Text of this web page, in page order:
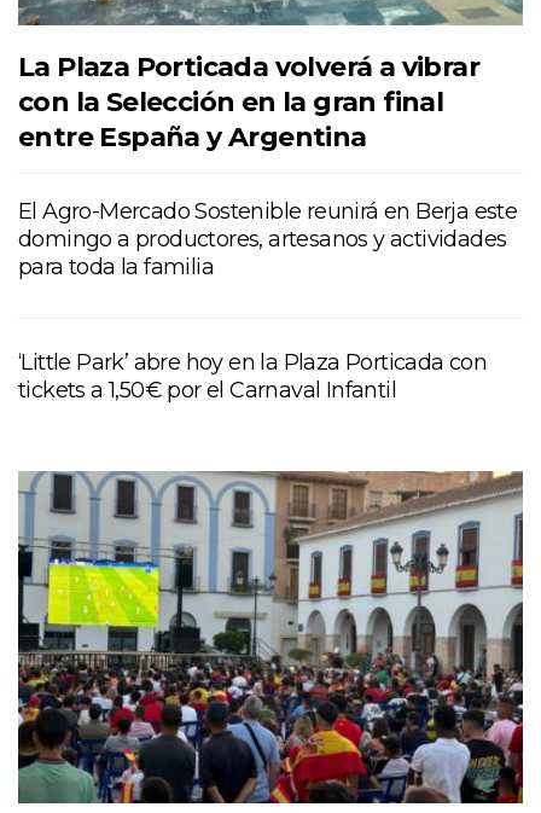
La Plaza Porticada volverá a vibrar
con la Selección en la gran final
entre España y Argentina
El Agro-Mercado Sostenible reunirá en Berja este
domingo a productores, artesanos y actividades
para toda la familia
‘Little Park’ abre hoy en la Plaza Porticada con
tickets a 1,50€ por el Carnaval Infantil